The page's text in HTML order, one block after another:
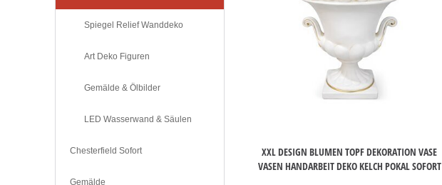
XXL DESIGN BLUMEN TOPF DEKORATION VASE
VASEN HANDARBEIT DEKO KELCH POKAL SOFORT
Spiegel Relief Wanddeko
Art Deko Figuren
Gemälde & Ölbilder
LED Wasserwand & Säulen
Chesterfield Sofort
Gemälde